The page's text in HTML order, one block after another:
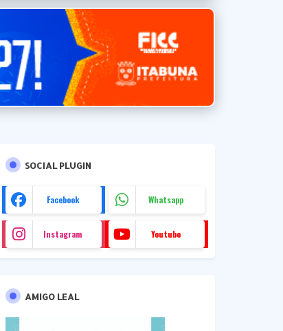
SOCIAL PLUGIN
Facebook Whatsapp
Instagram Youtube
AMIGO LEAL